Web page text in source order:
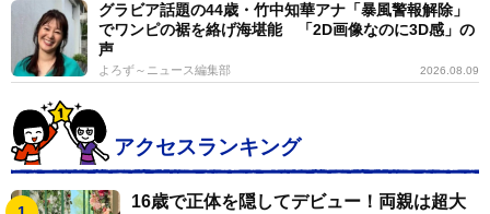
グラビア話題の44歳・竹中知華アナ「暴風警報解除」
でワンピの裾を絡げ海堪能 「2D画像なのに3D感」の
声
よろず～ニュース編集部 2026.08.09
アクセスランキング
16歳で正体を隠してデビュー！両親は超大